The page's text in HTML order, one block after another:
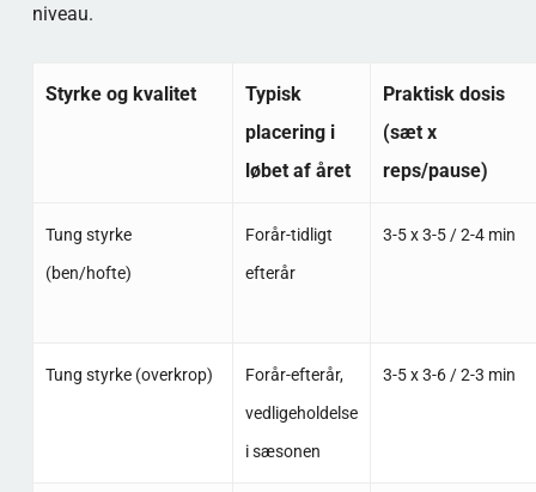
niveau.
Styrke og kvalitet
Typisk
placering i
løbet af året
Praktisk dosis
(sæt x
reps/pause)
Tung styrke
(ben/hofte)
Forår-tidligt
efterår
3-5 x 3-5 / 2-4 min
Tung styrke (overkrop)
Forår-efterår,
vedligeholdelse
i sæsonen
3-5 x 3-6 / 2-3 min